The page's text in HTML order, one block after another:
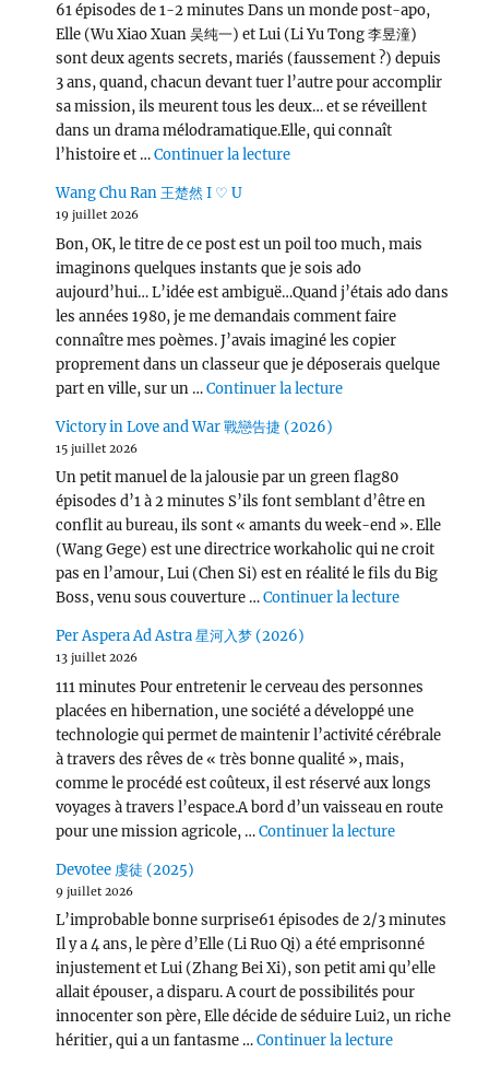
61 épisodes de 1-2 minutes Dans un monde post-apo,
Elle (Wu Xiao Xuan 吴纯一) et Lui (Li Yu Tong 李昱潼)
sont deux agents secrets, mariés (faussement ?) depuis
3 ans, quand, chacun devant tuer l’autre pour accomplir
sa mission, ils meurent tous les deux… et se réveillent
dans un drama mélodramatique.Elle, qui connaît
l’histoire et …Continuer la lecturede « Love, Lies, and Spies
Wang Chu Ran 王楚然 I ♡ U
19 juillet 2026
Bon, OK, le titre de ce post est un poil too much, mais
imaginons quelques instants que je sois ado
aujourd’hui… L’idée est ambiguë…Quand j’étais ado dans
les années 1980, je me demandais comment faire
connaître mes poèmes. J’avais imaginé les copier
proprement dans un classeur que je déposerais quelque
part en ville, sur un …Continuer la lecturede « Wang Chu Ran
Victory in Love and War 戰戀告捷 (2026)
15 juillet 2026
Un petit manuel de la jalousie par un green flag80
épisodes d’1 à 2 minutes S’ils font semblant d’être en
conflit au bureau, ils sont « amants du week-end ». Elle
(Wang Gege) est une directrice workaholic qui ne croit
pas en l’amour, Lui (Chen Si) est en réalité le fils du Big
Boss, venu sous couverture …Continuer la lecturede « Victory
Per Aspera Ad Astra 星河入梦 (2026)
13 juillet 2026
111 minutes Pour entretenir le cerveau des personnes
placées en hibernation, une société a développé une
technologie qui permet de maintenir l’activité cérébrale
à travers des rêves de « très bonne qualité », mais,
comme le procédé est coûteux, il est réservé aux longs
voyages à travers l’espace.A bord d’un vaisseau en route
pour une mission agricole, …Continuer la lecturede « Per
Devotee 虔徒 (2025)
9 juillet 2026
L’improbable bonne surprise61 épisodes de 2/3 minutes
Il y a 4 ans, le père d’Elle (Li Ruo Qi) a été emprisonné
injustement et Lui (Zhang Bei Xi), son petit ami qu’elle
allait épouser, a disparu. A court de possibilités pour
innocenter son père, Elle décide de séduire Lui2, un riche
héritier, qui a un fantasme …Continuer la lecturede « Devotee